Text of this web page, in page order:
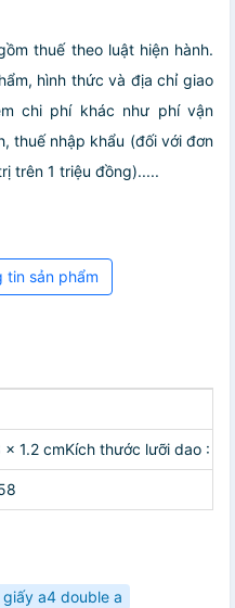
thuế theo luật hiện hành.
hình thức và địa chỉ giao
chi phí khác như phí vận
thuế nhập khẩu (đối với đơn
trên 1 triệu đồng).....
tin sản phẩm
x 1.2 cmKích thước lưỡi dao :
giấy a4 double a